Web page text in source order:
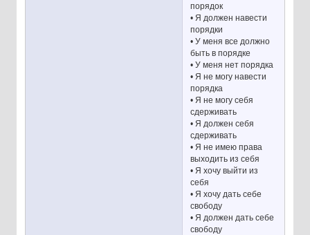
порядок
• Я должен навести
порядки
• У меня все должно
быть в порядке
• У меня нет порядка
• Я не могу навести
порядка
• Я не могу себя
сдерживать
• Я должен себя
сдерживать
• Я не имею права
выходить из себя
• Я хочу выйти из
себя
• Я хочу дать себе
свободу
• Я должен дать себе
свободу